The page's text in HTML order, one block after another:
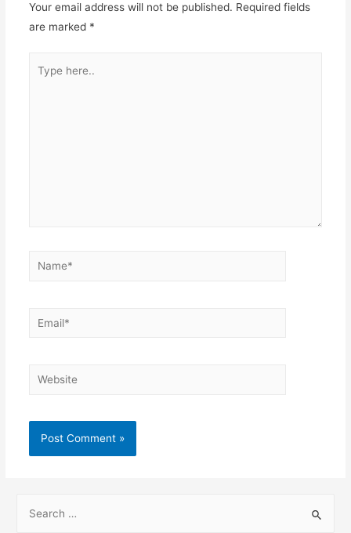
Your email address will not be published. Required fields
are marked *
here..
Name*
Email*
Website